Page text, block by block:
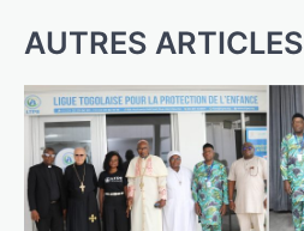
AUTRES ARTICLES